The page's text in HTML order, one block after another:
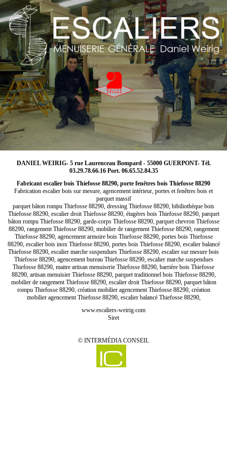
DANIEL WEIRIG- 5 rue Laurenceau Bompard - 55000 GUERPONT- Tél.
03.29.78.66.16 Port. 06.65.52.84.35
Fabricant escalier bois Thiefosse 88290, porte fenêtres bois Thiefosse 88290
Fabrication escalier bois sur mesure, agencement intérieur, portes et fenêtres bois et
parquet massif
parquet bâton rompu Thiefosse 88290, dressing Thiefosse 88290, bibiliothèque bois
Thiefosse 88290, escalier droit Thiefosse 88290, étagères bois Thiefosse 88290, parquet
bâton rompu Thiefosse 88290, garde-corps Thiefosse 88290, parquet chevron Thiefosse
88290, rangement Thiefosse 88290, mobilier de rangement Thiefosse 88290, rangement
Thiefosse 88290, agencement armoire bois Thiefosse 88290, portes bois Thiefosse
88290, escalier bois inox Thiefosse 88290, portes bois Thiefosse 88290, escalier balancé
Thiefosse 88290, escalier marche suspendues Thiefosse 88290, escalier sur mesure bois
Thiefosse 88290, agencement bureau Thiefosse 88290, escalier marche suspendues
Thiefosse 88290, maitre artisan menuiserie Thiefosse 88290, barrière bois Thiefosse
88290, artisan menuisier Thiefosse 88290, parquet traditionnel bois Thiefosse 88290,
mobilier de rangement Thiefosse 88290, escalier droit Thiefosse 88290, parquet bâton
rompu Thiefosse 88290, création mobilier agencement Thiefosse 88290, création
mobilier agencement Thiefosse 88290, escalier balancé Thiefosse 88290,
www.escaliers-weirig.com
Siret
© INTERMÉDIA CONSEIL